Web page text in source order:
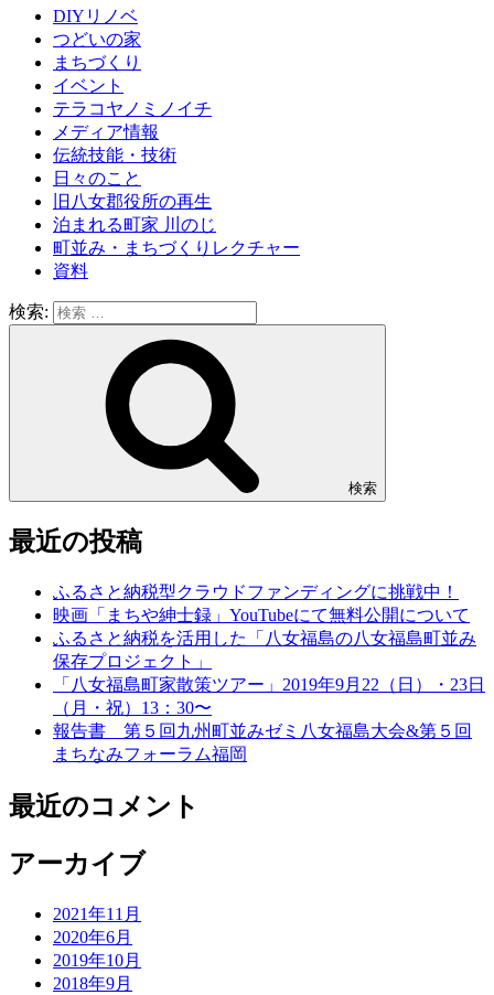
DIYリノベ
つどいの家
まちづくり
イベント
テラコヤノミノイチ
メディア情報
伝統技能・技術
日々のこと
旧八女郡役所の再生
泊まれる町家 川のじ
町並み・まちづくりレクチャー
資料
検索:
検索
最近の投稿
ふるさと納税型クラウドファンディングに挑戦中！
映画「まちや紳士録」YouTubeにて無料公開について
ふるさと納税を活用した「八女福島の八女福島町並み
保存プロジェクト」
「八女福島町家散策ツアー」2019年9月22（日）・23日
（月・祝）13：30〜
報告書 第５回九州町並みゼミ八女福島大会&第５回
まちなみフォーラム福岡
最近のコメント
アーカイブ
2021年11月
2020年6月
2019年10月
2018年9月